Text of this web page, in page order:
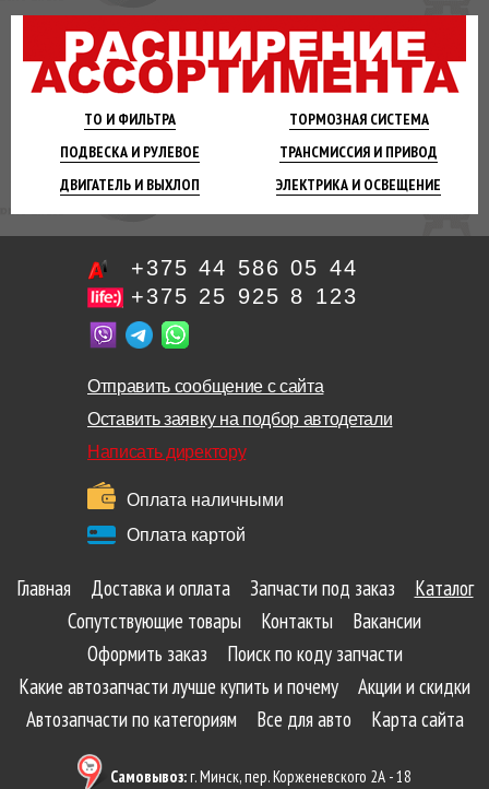
ТО И ФИЛЬТРА ТОРМОЗНАЯСИСТЕМА
ПОДВЕСКА И РУЛЕВОЕ ТРАНСМИССИЯ И ПРИВОД
ДВИГАТЕЛЬ И ВЫХЛОП ЭЛЕКТРИКА И ОСВЕЩЕНИЕ
+375 44 586 05 44
+375 25 925 8 123
Отправить сообщение с сайта
Оставить заявку на подбор автодетали
Написать директору
Оплата наличными
Оплата картой
Главная Доставка и оплата Запчасти под заказ
Каталог
Сопутствующие товары
Контакты
Вакансии
Оформить заказ
Поиск по коду запчасти
Какие автозапчасти лучше купить и почему
Акции и скидки
Автозапчасти по категориям
Все для авто Карта сайта
Самовывоз:г. Минск, пер. Корженевского 2А - 18